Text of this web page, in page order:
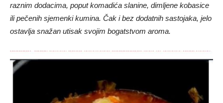
raznim dodacima, poput komadića slanine, dimljene kobasice
ili pečenih sjemenki kumina. Čak i bez dodatnih sastojaka, jelo
ostavlja snažan utisak svojim bogatstvom aroma.